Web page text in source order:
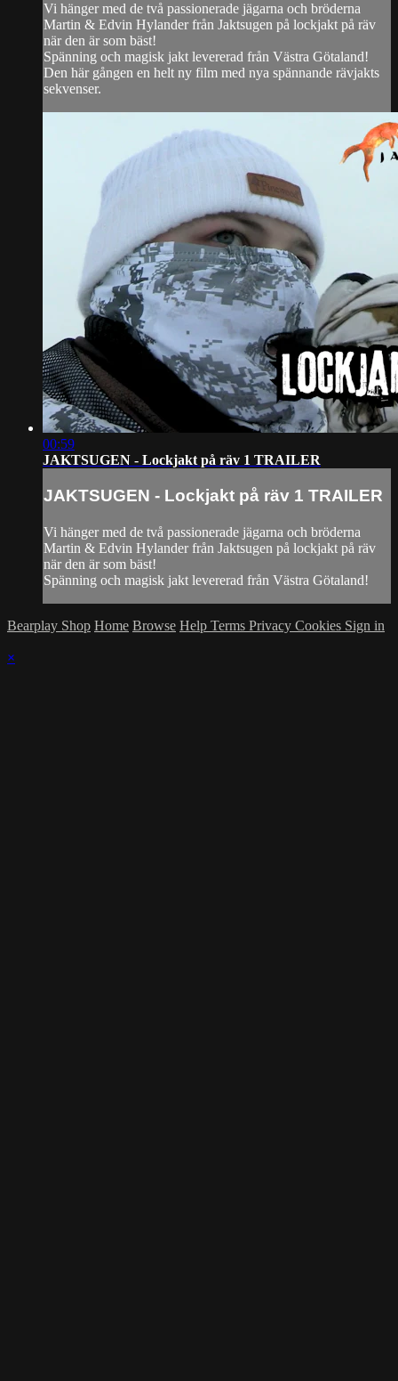
Vi hänger med de två passionerade jägarna och bröderna
Martin & Edvin Hylander från Jaktsugen på lockjakt på räv
när den är som bäst!
Spänning och magisk jakt levererad från Västra Götaland!
Den här gången en helt ny film med nya spännande rävjakts
sekvenser.
00:59
JAKTSUGEN - Lockjakt på räv 1 TRAILER
JAKTSUGEN - Lockjakt på räv 1 TRAILER
Vi hänger med de två passionerade jägarna och bröderna
Martin & Edvin Hylander från Jaktsugen på lockjakt på räv
när den är som bäst!
Spänning och magisk jakt levererad från Västra Götaland!
Bearplay Shop Home Browse Help Terms Privacy Cookies Sign in
×